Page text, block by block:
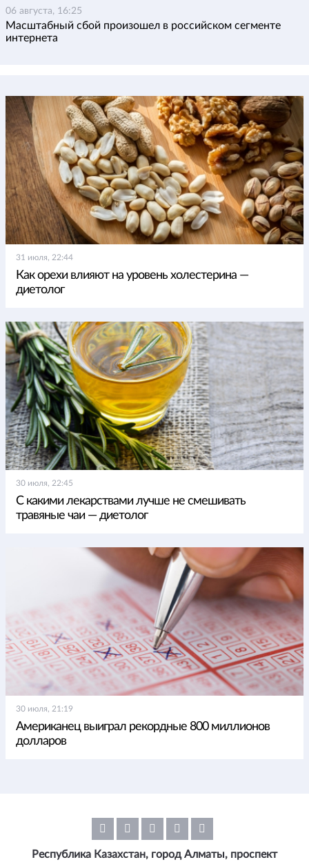
06 августа, 16:25
Масштабный сбой произошел в российском сегменте
интернета
31 июля, 22:44
Как орехи влияют на уровень холестерина —
диетолог
30 июля, 22:45
С какими лекарствами лучше не смешивать
травяные чаи — диетолог
30 июля, 21:19
Американец выиграл рекордные 800 миллионов
долларов
Республика Казахстан, город Алматы, проспект